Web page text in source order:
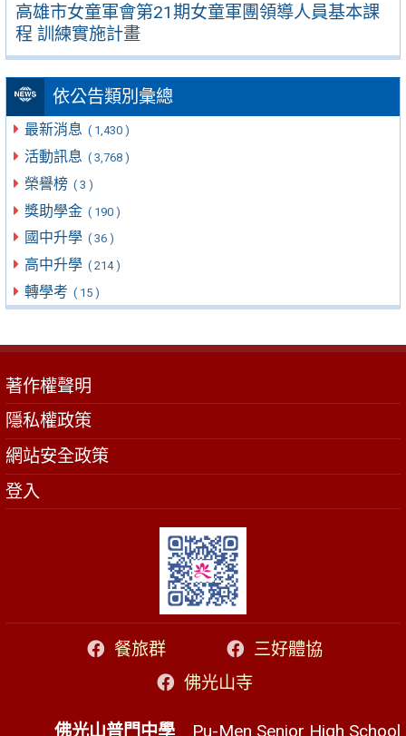
高雄市女童軍會第21期女童軍團領導人員基本課
程 訓練實施計畫
依公告類別彙總
最新消息 ( 1,430 )
活動訊息 ( 3,768 )
榮譽榜 ( 3 )
獎助學金 ( 190 )
國中升學 ( 36 )
高中升學 ( 214 )
轉學考 ( 15 )
著作權聲明
隱私權政策
網站安全政策
登入
餐旅群
三好體協
佛光山寺
佛光山普門中學 Pu-Men Senior High School